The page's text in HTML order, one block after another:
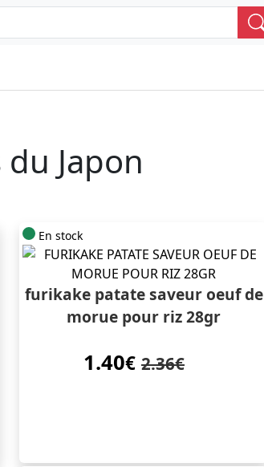
Japon
En stock
furikake patate saveur oeuf de
morue pour riz 28gr
1.40€ 2.36€